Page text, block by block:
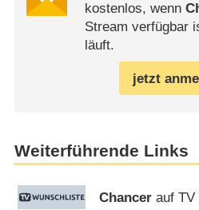
kostenlos, wenn
Stream verfügbar
läuft.
jetzt
Weiterführende Links
Chancer auf TV